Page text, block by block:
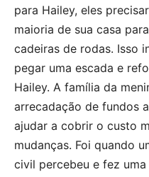
para Hailey, eles
maioria de sua casa
cadeiras de rodas. Isso
pegar uma escada e
Hailey. A família da
arrecadação de fundos
ajudar a cobrir o custo
mudanças. Foi quando
civil percebeu e fez